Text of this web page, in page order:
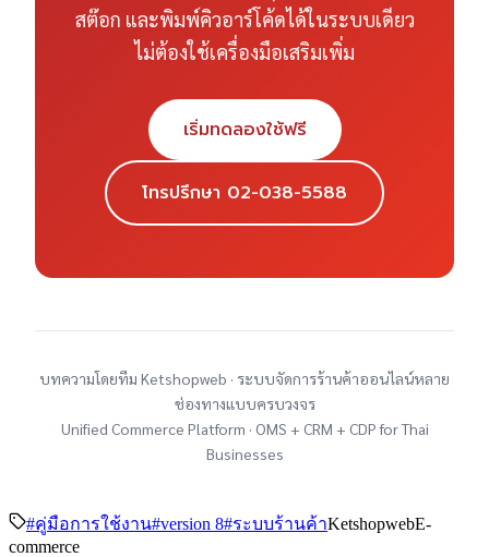
สต๊อก และพิมพ์คิวอาร์โค้ดได้ในระบบเดียว
ไม่ต้องใช้เครื่องมือเสริมเพิ่ม
เริ่มทดลองใช้ฟรี
โทรปรึกษา 02-038-5588
บทความโดยทีม Ketshopweb · ระบบจัดการร้านค้าออนไลน์หลาย
ช่องทางแบบครบวงจร
Unified Commerce Platform · OMS + CRM + CDP for Thai
Businesses
#คู่มือการใช้งาน#version 8#ระบบร้านค้าKetshopwebE-
commerce